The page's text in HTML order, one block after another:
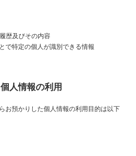
歴及びその内容
で特定の個人が識別できる情報
人情報の利用
お預かりした個人情報の利用目的は以下